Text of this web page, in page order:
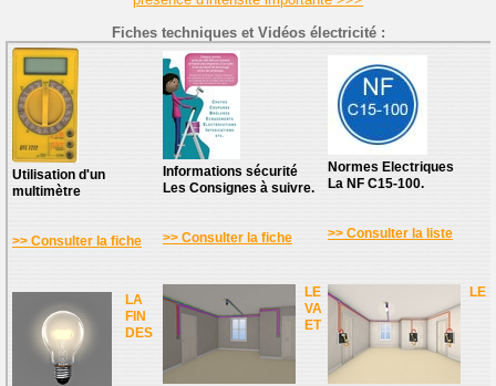
Fiches techniques et Vidéos électricité :
Utilisation d'un
multimètre
>> Consulter la fiche
Informations sécurité
Les Consignes à suivre.
>> Consulter la fiche
Normes Electriques
La NF C15-100.
>> Consulter la liste
LA
FIN
DES
LE
VA
ET
LE